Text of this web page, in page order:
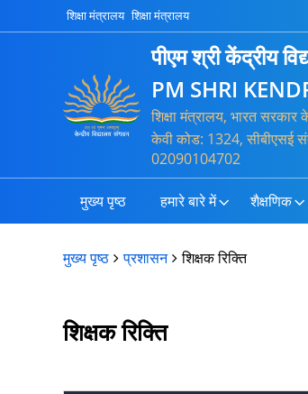
शिक्षा मंत्रालय शिक्षा मंत्रालय
पीएम श्री केंद्रीय
PM SHRI
शिक्षा मंत्रालय, भारत
केवी कोड: 1324, सीबीएसई
02090104702
मुख्य पृष्ठ हमारे बारे में शैक्षणिक
मुख्य पृष्ठ प्रशासन शिक्षक रिक्ति
शिक्षक रिक्ति